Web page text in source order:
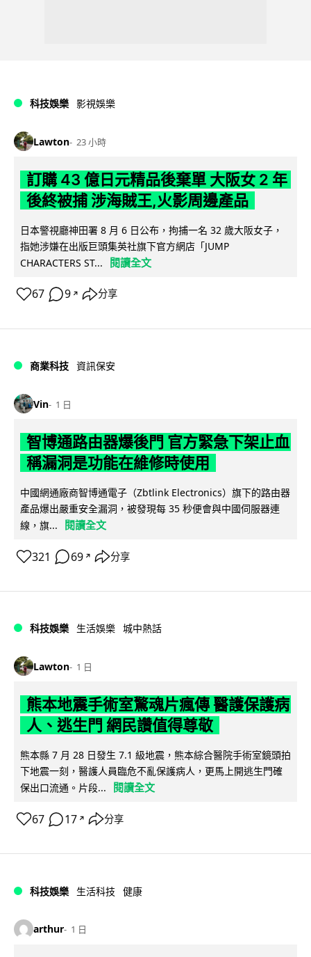
科技娛樂 影視娛樂
Lawton 23 小時
訂購 43 億日元精品後棄單 大阪女 2 年
後終被捕 涉海賊王,火影周邊產品
日本警視廳神田署 8 月 6 日公布，拘捕一名 32 歲大阪女子，
指她涉嫌在出版巨頭集英社旗下官方網店「JUMP
CHARACTERS ST...
閱讀全文
67 9 ↗ 分享
商業科技 資訊保安
Vin 1 日
智博通路由器爆後門 官方緊急下架止血
稱漏洞是功能在維修時使用
中國網通廠商智博通電子（Zbtlink Electronics）旗下的路由器
產品爆出嚴重安全漏洞，被發現每 35 秒便會與中國伺服器連
線，旗...
閱讀全文
321 69 ↗ 分享
科技娛樂 生活娛樂 城中熱話
Lawton 1 日
熊本地震手術室驚魂片瘋傳 醫護保護病
人、逃生門 網民讚值得尊敬
熊本縣 7 月 28 日發生 7.1 級地震，熊本綜合醫院手術室鏡頭拍
下地震一刻，醫護人員臨危不亂保護病人，更馬上開逃生門確
保出口流通。片段...
閱讀全文
67 17 ↗ 分享
科技娛樂 生活科技 健康
arthur 1 日